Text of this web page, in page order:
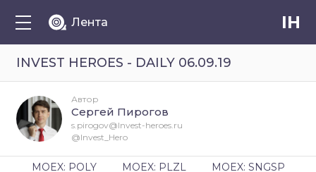
Лента IH
INVEST HEROES - DAILY 06.09.19
Автор
Сергей Пирогов
s.pirogov@Invest-heroes.ru
@Invest_Hero
MOEX: POLY MOEX: PLZL MOEX: SNGSP